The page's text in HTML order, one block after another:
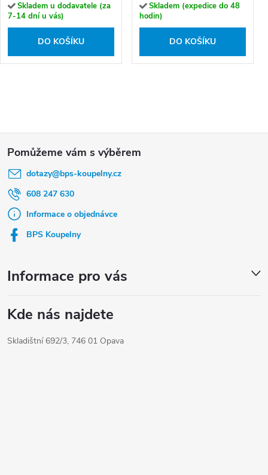
Skladem u dodavatele (za
7-14 dní u vás)
DO KOŠÍKU
Skladem (expedice do 48
hodin)
DO KOŠÍKU
dotazy@bps-koupelny.cz
608 247 630
Informace o objednávce
BPS Koupelny
Informace pro vás
Kde nás najdete
Skladištní 692/3, 746 01 Opava